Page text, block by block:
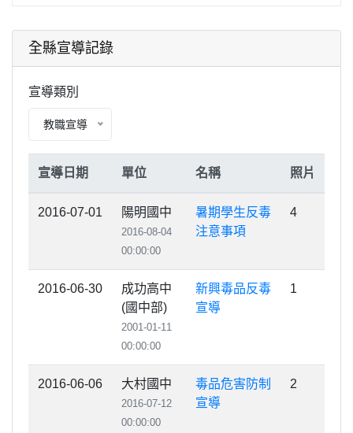
全縣宣導記錄
宣導類別
教職宣導
宣導日期 單位 名稱 照片
2016-07-01 陽明國中
2016-08-04
00:00:00
暑期學生反毒
注意事項
4
2016-06-30
成功高中
(國中部)
2001-01-11
00:00:00
新興毒品反毒
宣導
1
2016-06-06 大村國中
2016-07-12
00:00:00
毒品危害防制
宣導
2